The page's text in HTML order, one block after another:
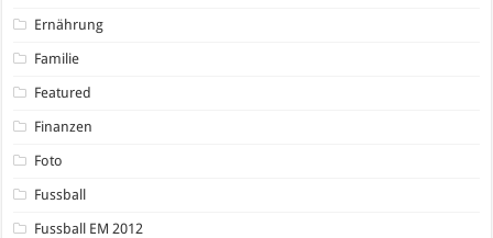
Ernährung
Familie
Featured
Finanzen
Foto
Fussball
Fussball EM 2012